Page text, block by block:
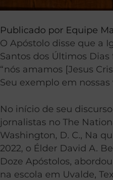
Publicado por Equipe
O Apóstolo disse que a
Santos dos Últimos
“nós amamos [Jesus
Seu exemplo em nossas
No início de seu
jornalistas no The
Washington, D. C., Na
2022, o Élder David A.
Doze Apóstolos,
na escola em Uvalde,